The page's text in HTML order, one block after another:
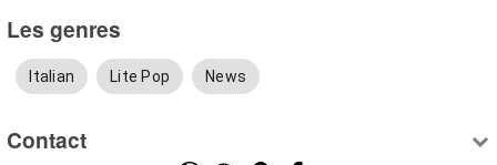
Les genres
Italian Lite Pop News
Contact